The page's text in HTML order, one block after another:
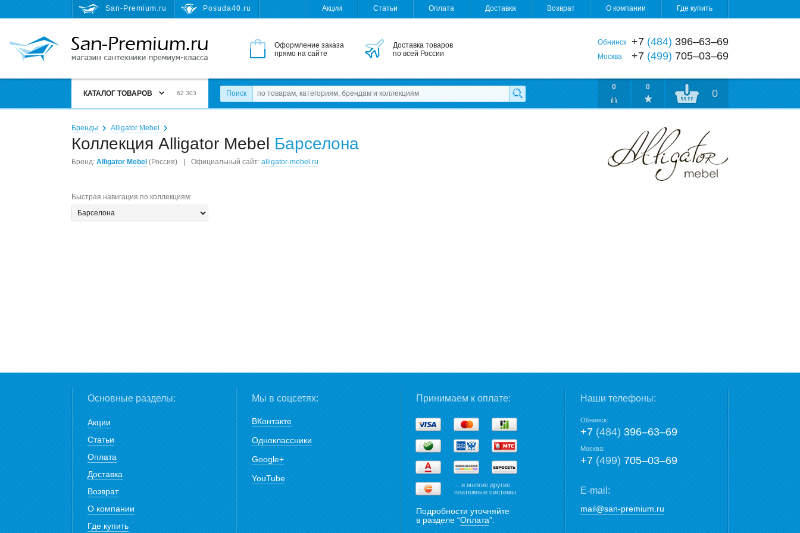
San-Premium.ru Posuda40.ru Акции Статьи Оплата Доставка Возврат О компании Где купить
Оформление заказа
прямо на сайте
Доставка товаров
по всей России
Обнинск +7 (484) 396‒63‒69
Москва +7 (499) 705‒03‒69
КАТАЛОГ ТОВАРОВ 62 303 Поиск
0 0
0
Бренды Alligator Mebel
Коллекция Alligator Mebel Барселона
Бренд: Alligator Mebel (Россия) Официальный сайт: alligator-mebel.ru
Быстрая навигация по коллекциям:
Основные разделы:
Акции
Статьи
Оплата
Доставка
Возврат
О компании
Где купить
Мы в соцсетях:
ВКонтакте
Одноклассники
Google+
YouTube
Принимаем к оплате:
... и многие другие
платежные системы.
Подробности уточняйте
в разделе “Оплата”.
Наши телефоны:
Обнинск:
+7(484)396‒63‒69
Москва:
+7(499)705‒03‒69
E-mail:
mail@san-premium.ru